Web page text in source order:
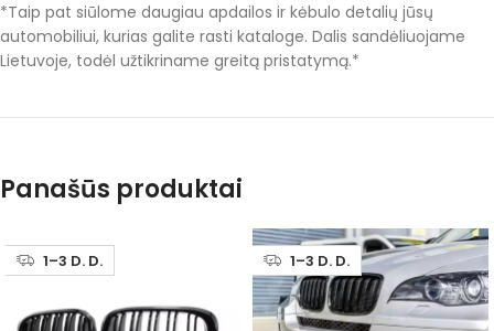
*Taip pat siūlome daugiau apdailos ir kėbulo detalių jūsų
automobiliui, kurias galite rasti kataloge. Dalis sandėliuojame
Lietuvoje, todėl užtikriname greitą pristatymą.*
Panašūs produktai
1–3 D. D. 1–3 D. D.